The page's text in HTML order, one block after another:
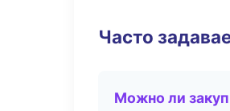
Часто
Можно ли